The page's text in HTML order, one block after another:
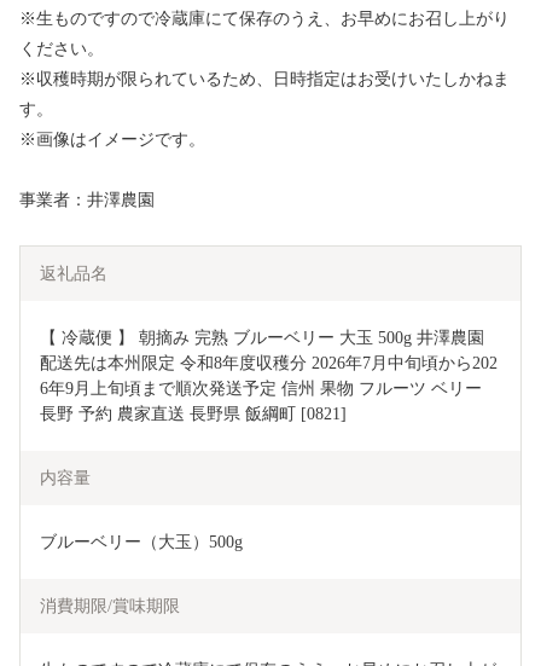
※生ものですので冷蔵庫にて保存のうえ、お早めにお召し上がり
ください。
※収穫時期が限られているため、日時指定はお受けいたしかねま
す。
※画像はイメージです。
事業者：井澤農園
返礼品名
【 冷蔵便 】 朝摘み 完熟 ブルーベリー 大玉 500g 井澤農園
配送先は本州限定 令和8年度収穫分 2026年7月中旬頃から202
6年9月上旬頃まで順次発送予定 信州 果物 フルーツ ベリー
長野 予約 農家直送 長野県 飯綱町 [0821]
内容量
ブルーベリー（大玉）500g
消費期限/賞味期限